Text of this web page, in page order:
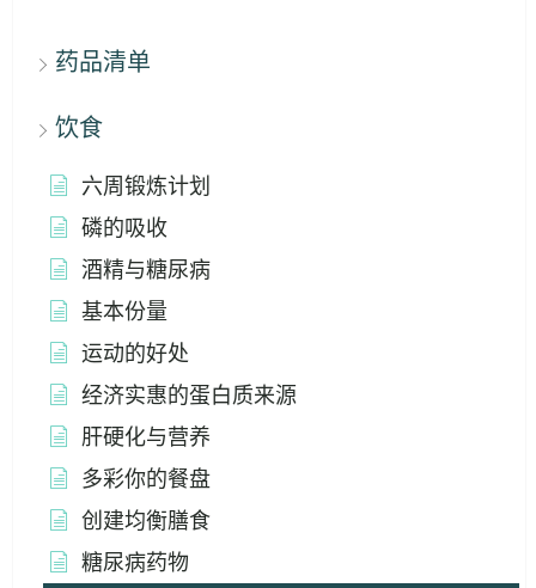
药品清单
饮食
六周锻炼计划
磷的吸收
酒精与糖尿病
基本份量
运动的好处
经济实惠的蛋白质来源
肝硬化与营养
多彩你的餐盘
创建均衡膳食
糖尿病药物